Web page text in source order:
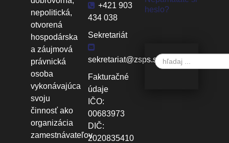
nepolitická,
otvorená
hospodárska
a záujmová
právnická
osoba
vykonávajúca
svoju
činnosť ako
organizácia
zamestnávateľov.
+421 903
434 038
Sekretariát
sekretariat@zsps.sk
Fakturačné
údaje
IČO:
00683973
DIČ:
2020835410
heslo?
Vyhľadávanie